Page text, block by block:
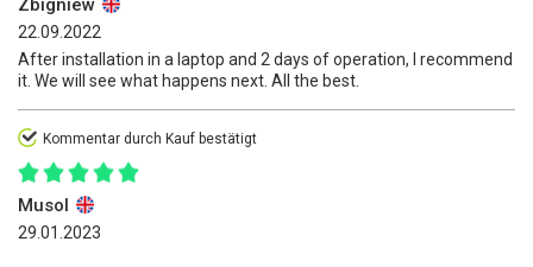
Zbigniew
22.09.2022
After installation in a laptop and 2 days of operation, I recommend
it. We will see what happens next. All the best.
Kommentar durch Kauf bestätigt
Musol
29.01.2023